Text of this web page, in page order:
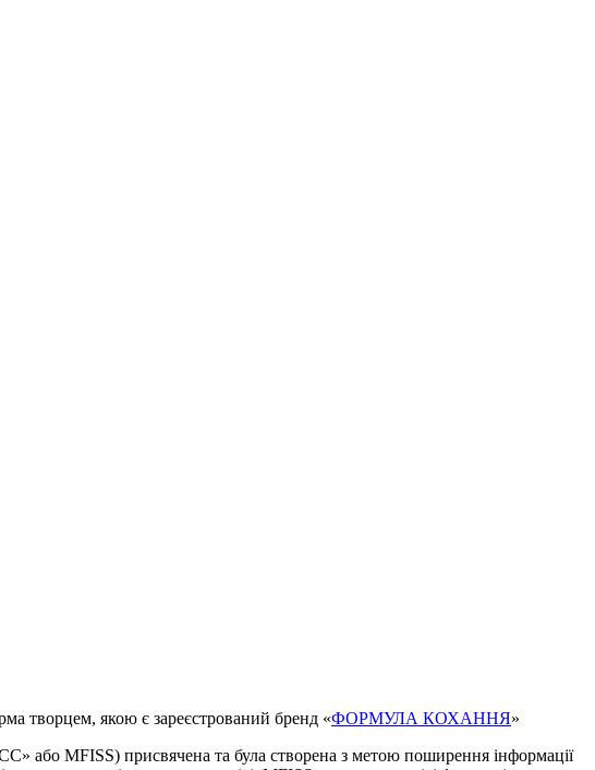
якою є зареєстрований бренд «ФОРМУЛА КОХАННЯ»
або MFISS) присвячена та була створена з метою поширення інформації